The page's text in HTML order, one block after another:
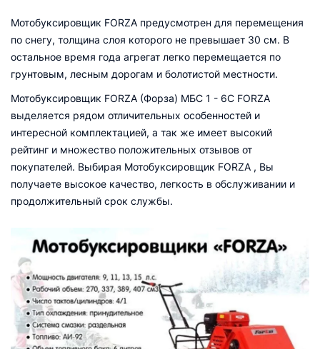
Мотобуксировщик FORZA предусмотрен для перемещения
по снегу, толщина слоя которого не превышает 30 см. В
остальное время года агрегат легко перемещается по
грунтовым, лесным дорогам и болотистой местности.
Мотобуксировщик FORZA (Форза) МБС 1 - 6С FORZA
выделяется рядом отличительных особенностей и
интересной комплектацией, а так же имеет высокий
рейтинг и множество положительных отзывов от
покупателей. Выбирая Мотобуксировщик FORZA , Вы
получаете высокое качество, легкость в обслуживании и
продолжительный срок службы.